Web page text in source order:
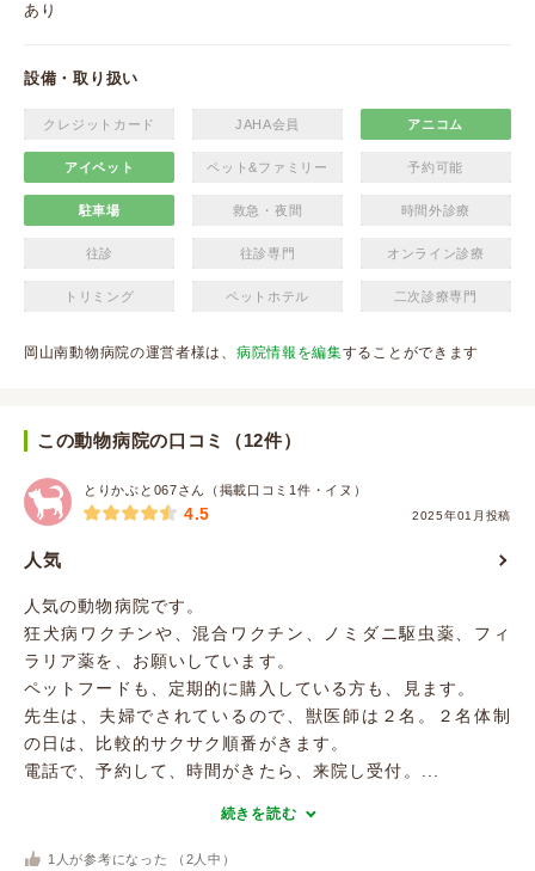
あり
設備・取り扱い
クレジットカード JAHA会員 アニコム
アイペット ペット&ファミリー 予約可能
駐車場 救急・夜間 時間外診療
往診 往診専門 オンライン診療
トリミング ペットホテル 二次診療専門
岡山南動物病院の運営者様は、 病院情報を編集することができます
この動物病院の口コミ（12件）
とりかぶと067さん（掲載口コミ1件・イヌ）
2025年01月投稿
4.5
人気
人気の動物病院です。
狂犬病ワクチンや、混合ワクチン、ノミダニ駆虫薬、フィ
ラリア薬を、お願いしています。
ペットフードも、定期的に購入している方も、見ます。
先生は、夫婦でされているので、獣医師は２名。２名体制
の日は、比較的サクサク順番がきます。
電話で、予約して、時間がきたら、来院し受付。...
続きを読む
1 人が参考になった （ 2 人中）